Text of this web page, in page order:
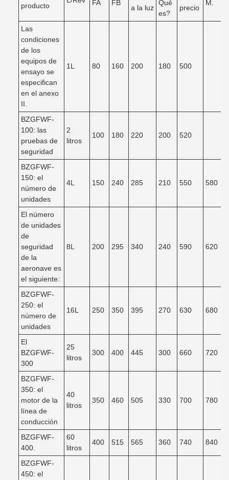
producto FA FB
a la luz
Qué
es?
precio
M.
Las
condiciones
de los
equipos de
ensayo se
especifican
en el anexo
II.
1L 80 160 200 180 500
BZGFWF-
100: las
pruebas de
seguridad
2
litros
100 180 220 200 520
BZGFWF-
150: el
número de
unidades
4L 150 240 285 210 550 580
El número
de unidades
de
seguridad
de la
aeronave es
el siguiente:
8L 200 295 340 240 590 620
BZGFWF-
250: el
número de
unidades
16L 250 350 395 270 630 680
El
BZGFWF-
300
25
litros
300 400 445 300 660 720
BZGFWF-
350: el
motor de la
línea de
conducción
40
litros
350 460 505 330 700 780
BZGFWF-
400.
60
litros
400 515 565 360 740 840
BZGFWF-
450: el